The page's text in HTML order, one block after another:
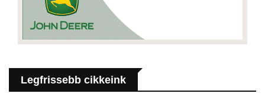
Legfrissebb cikkeink